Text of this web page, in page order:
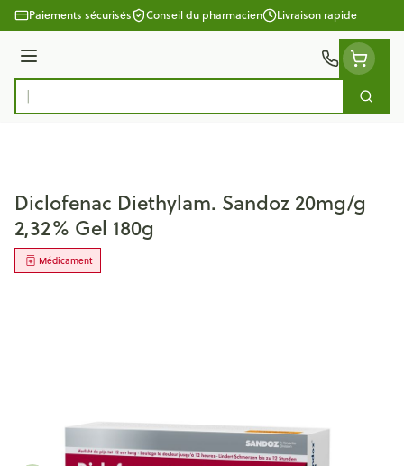
Aller au contenu
Paiements sécurisés Conseil du pharmacien Livraison rapide
Menu
Rechercher
Diclofenac Diethylam. Sandoz 20mg/g
2,32% Gel 180g
Médicament